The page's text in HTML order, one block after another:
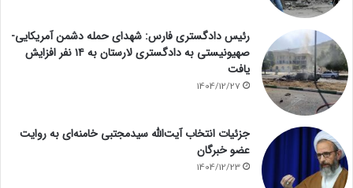
رئیس دادگستری فارس: شهدای حمله دشمن آمریکایی-
صهیونیستی به دادگستری لارستان به ۱۴ نفر افزایش
یافت
1404/12/27
جزئیات انتخاب آیت‌الله سیدمجتبی خامنه‌ای به روایت
عضو خبرگان
1404/12/23